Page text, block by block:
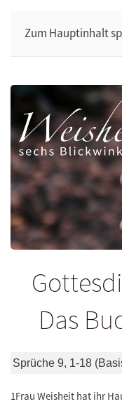
Zum Hauptinhalt
Das
Sprüche 9, 1-18
1Frau Weisheit hat ihr